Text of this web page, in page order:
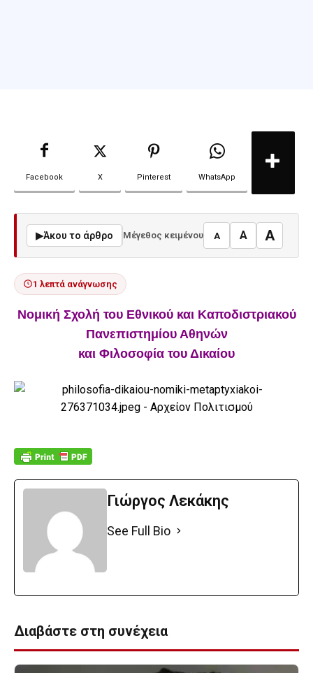
Facebook X Pinterest WhatsApp
▶Άκου το άρθρο Μέγεθος κειμένου A A A
1 λεπτά ανάγνωσης
Νομική Σχολή του Εθνικού και Καποδιστριακού
Πανεπιστημίου Αθηνών
και Φιλοσοφία του Δικαίου
Γιώργος Λεκάκης
See Full Bio
Διαβάστε στη συνέχεια